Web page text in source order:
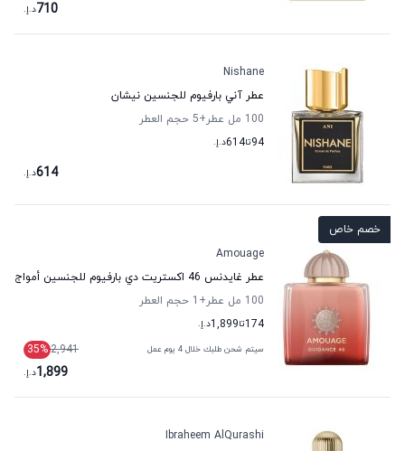
710د.إ.
Nishane
عطر آني بارفيوم للجنسين نيشان
100 مل عطر
+5
حجم العطر
94تا614د.إ.
614د.إ.
خصم خاص
Amouage
عطر غايدنس 46 اكستريت دي بارفيوم للجنسين أمواج
100 مل عطر
+1
حجم العطر
174تا1,899د.إ.
سيتم شحن طلبك خلال 4 يوم عمل 2,941
35%
1,899د.إ.
Ibraheem AlQurashi